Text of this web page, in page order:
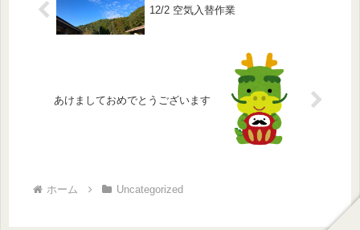
12/2 空気入替作業
あけましておめでとうございます
ホーム Uncategorized